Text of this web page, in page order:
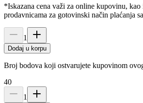
*Iskazana cena važi za online kupovinu,
prodavnicama za gotovinski način plaćanja
1
Dodaj u korpu
Broj bodova koji ostvarujete kupovinom
40
1